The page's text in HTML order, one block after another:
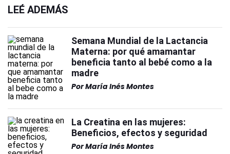
LEÉ ADEMÁS
Semana Mundial de la Lactancia
Materna: por qué amamantar
beneficia tanto al bebé como a la
madre
PorMaría Inés Montes
La Creatina en las mujeres:
Beneficios, efectos y seguridad
PorMaría Inés Montes